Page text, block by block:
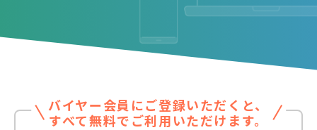
バイヤー会員にご登録いただくと、
すべて無料でご利用いただけます。